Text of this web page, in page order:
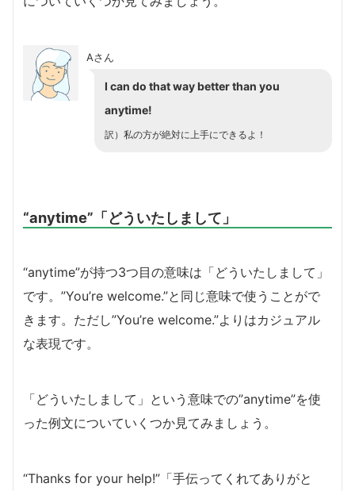
Aさん
I can do that way better than you
anytime!
訳）私の方が絶対に上手にできるよ！
“anytime”「どういたしまして」
“anytime”が持つ3つ目の意味は「どういたしまして」
です。”You’re welcome.”と同じ意味で使うことがで
きます。ただし”You’re welcome.”よりはカジュアル
な表現です。
「どういたしまして」という意味での”anytime”を使
った例文についていくつか見てみましょう。
“Thanks for your help!”「手伝ってくれてありがと